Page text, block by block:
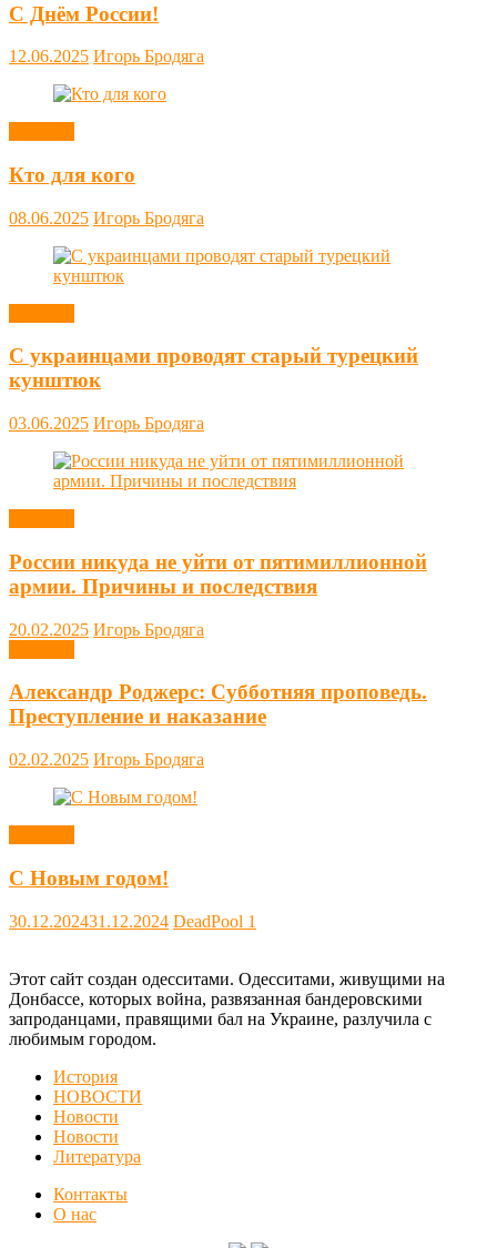
С Днём России!
12.06.2025 Игорь Бродяга
Кто для кого
08.06.2025 Игорь Бродяга
С украинцами проводят старый турецкий
кунштюк
03.06.2025 Игорь Бродяга
России никуда не уйти от пятимиллионной
армии. Причины и последствия
20.02.2025 Игорь Бродяга
Александр Роджерс: Субботняя проповедь.
Преступление и наказание
02.02.2025 Игорь Бродяга
С Новым годом!
30.12.202431.12.2024 DeadPool 1
Этот сайт создан одесситами. Одесситами, живущими на
Донбассе, которых война, развязанная бандеровскими
запроданцами, правящими бал на Украине, разлучила с
любимым городом.
История
НОВОСТИ
Новости
Новости
Литература
Контакты
О нас